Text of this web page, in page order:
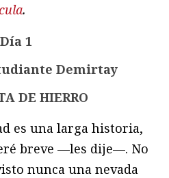
.
Día 1
Demirtay
DE HIERRO
es una larga historia,
breve —les dije—. No
nunca una nevada